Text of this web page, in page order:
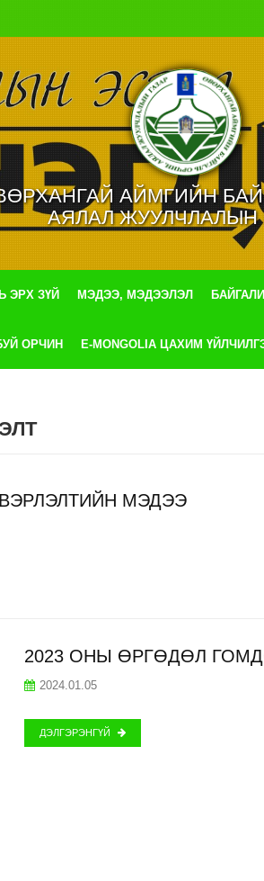
АЙМГИЙН
АЯЛАЛ ЖУУЛЧЛАЛЫН
ЭРХ ЗҮЙ МЭДЭЭ, МЭДЭЭЛЭЛ
ОРЧИН E-MONGOLIA ЦАХИМ
МЭДЭЭ
2023 ОНЫ ӨРГӨДӨЛ
2024.01.05
ДЭЛГЭРЭНГҮЙ